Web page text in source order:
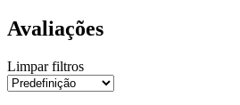
Avaliações
Limpar filtros